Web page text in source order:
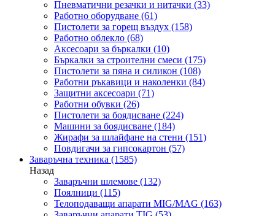
Пневматични резачки и нитачки (33)
Работно оборудване (61)
Пистолети за горещ въздух (158)
Работно облекло (68)
Аксесоари за бъркалки (10)
Бъркалки за строителни смеси (175)
Пистолети за пяна и силикон (108)
Работни ръкавици и наколенки (84)
Защитни аксесоари (71)
Работни обувки (26)
Пистолети за боядисване (224)
Машини за боядисване (184)
Жирафи за шлайфане на стени (151)
Повдигачи за гипсокартон (57)
Заваръчна техника (1585)
Назад
Заваръчни шлемове (132)
Поялници (115)
Телоподаващи апарати MIG/MAG (163)